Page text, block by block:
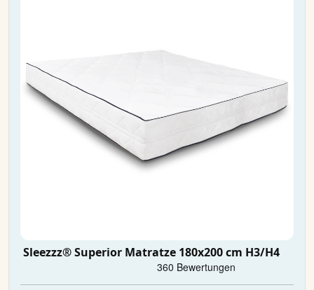
Sleezzz® Superior Matratze 180x200 cm H3/H4